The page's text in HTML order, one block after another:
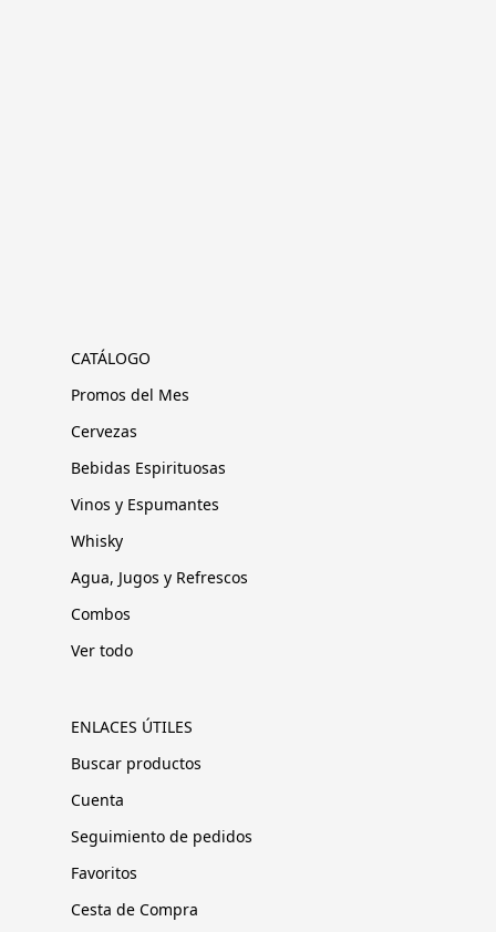
CATÁLOGO
Promos del Mes
Cervezas
Bebidas Espirituosas
Vinos y Espumantes
Whisky
Agua, Jugos y Refrescos
Combos
Ver todo
ENLACES ÚTILES
Buscar productos
Cuenta
Seguimiento de pedidos
Favoritos
Cesta de Compra